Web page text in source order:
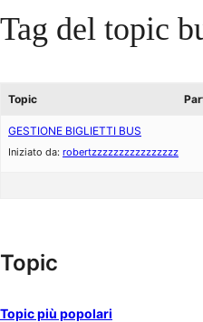
Tag del topic
Topic
GESTIONE BIGLIETTI BUS
Iniziato da: robertzzzzzzzzzzzzzzzz
Topic
Topic più popolari